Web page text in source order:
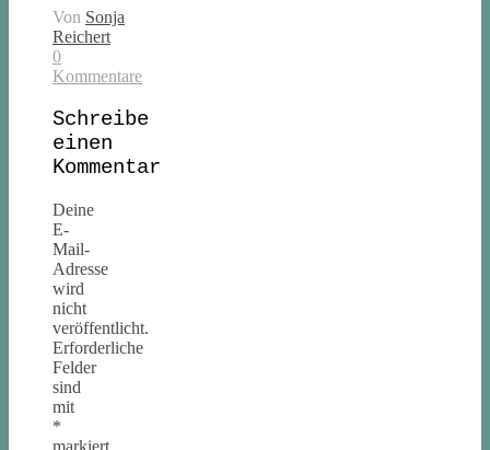
Von Sonja
Reichert
0
Kommentare
Schreibe
einen
Kommentar
Deine
E-
Mail-
Adresse
wird
nicht
veröffentlicht.
Erforderliche
Felder
sind
mit
*
markiert